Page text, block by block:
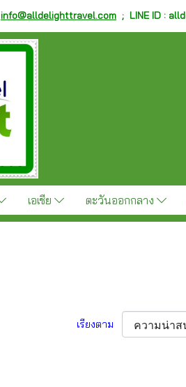
info@alldelighttravel.com ; LINE ID :
เอเชีย ตะวันออกกลาง
เรียงตาม